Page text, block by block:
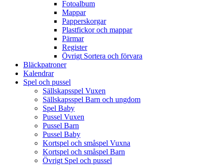
Fotoalbum
Mappar
Papperskorgar
Plastfickor och mappar
Pärmar
Register
Övrigt Sortera och förvara
Bläckpatroner
Kalendrar
Spel och pussel
Sällskapsspel Vuxen
Sällskapsspel Barn och ungdom
Spel Baby
Pussel Vuxen
Pussel Barn
Pussel Baby
Kortspel och småspel Vuxna
Kortspel och småspel Barn
Övrigt Spel och pussel